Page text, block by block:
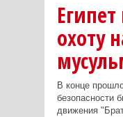
охоту
В конце
безопасности
движения